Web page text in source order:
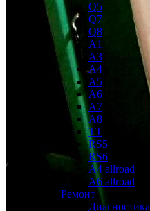
Q5
Q7
Q8
A1
A3
A4
A5
A6
A7
A8
TT
RS5
RS6
A4 allroad
A6 allroad
Ремонт
Диагностика